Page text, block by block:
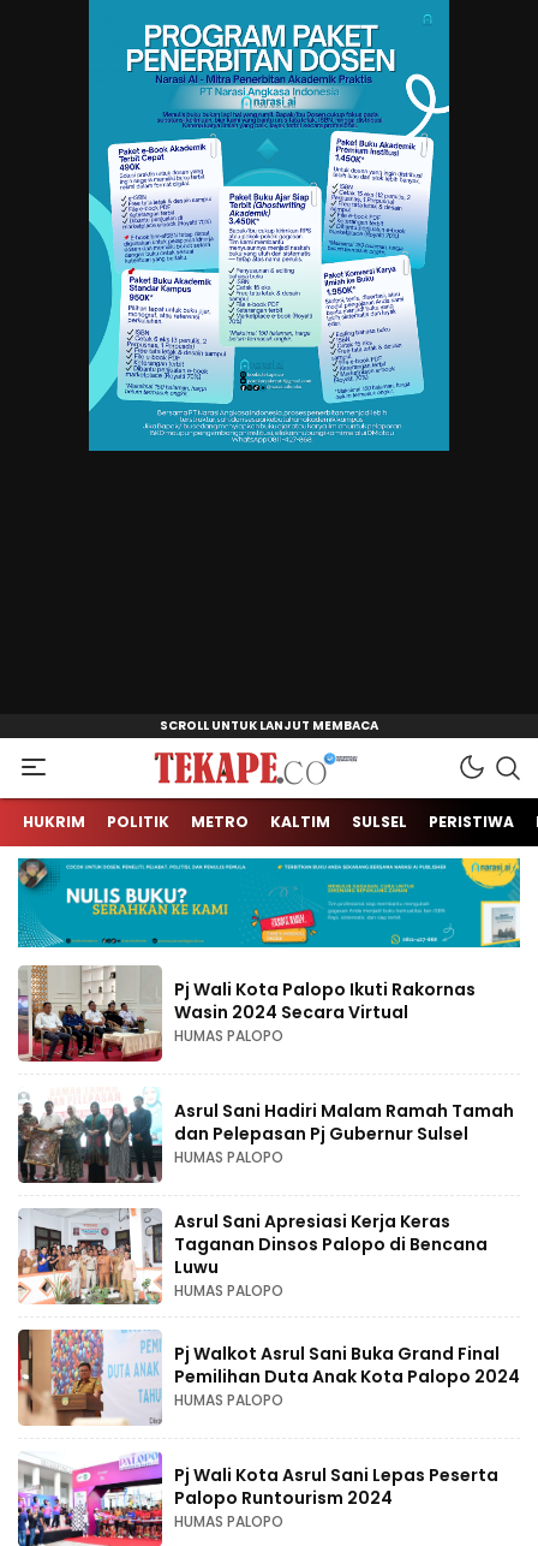
Tekape.co
Jendela Informasi Kita
HUKRIM POLITIK METRO KALTIM SULSEL PERISTIWA
Pj Wali Kota Palopo Ikuti Rakornas
Wasin 2024 Secara Virtual
HUMAS PALOPO
Asrul Sani Hadiri Malam Ramah Tamah
dan Pelepasan Pj Gubernur Sulsel
HUMAS PALOPO
Asrul Sani Apresiasi Kerja Keras
Taganan Dinsos Palopo di Bencana
Luwu
HUMAS PALOPO
Pj Walkot Asrul Sani Buka Grand Final
Pemilihan Duta Anak Kota Palopo 2024
HUMAS PALOPO
Pj Wali Kota Asrul Sani Lepas Peserta
Palopo Runtourism 2024
HUMAS PALOPO